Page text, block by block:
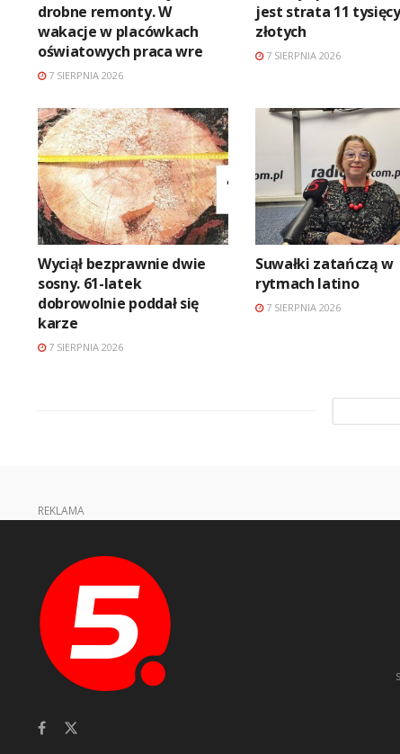
drobne remonty. W
wakacje w placówkach
oświatowych praca wre
7 SIERPNIA 2026
jest strata 11 tysięcy
złotych
7 SIERPNIA 2026
Wyciął bezprawnie dwie
sosny. 61-latek
dobrowolnie poddał się
karze
7 SIERPNIA 2026
Suwałki zatańczą w
rytmach latino
7 SIERPNIA 2026
REKLAMA